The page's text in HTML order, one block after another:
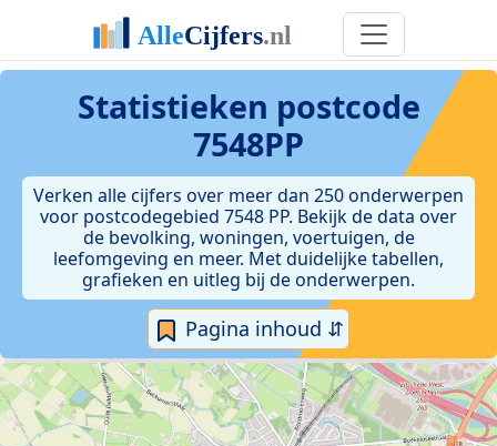
Statistieken postcode
7548PP
Verken alle cijfers over meer dan 250 onderwerpen
voor postcodegebied 7548 PP. Bekijk de data over
de bevolking, woningen, voertuigen, de
leefomgeving en meer. Met duidelijke tabellen,
grafieken en uitleg bij de onderwerpen.
Pagina inhoud ⇵